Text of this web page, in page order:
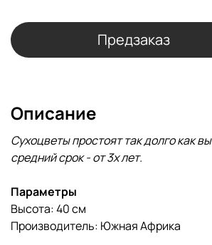
Предзаказ
Описание
Сухоцветы простоят так долго как
cредний срок - от 3х лет.
Параметры
Высота: 40 см
Производитель: Южная Африка